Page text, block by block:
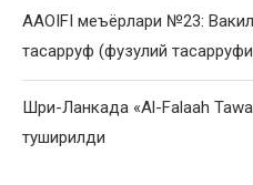
AAOIFI меъёрлари №23:
тасарруф (фузулий
Шри-Ланкада «Al-Falaah
туширилди